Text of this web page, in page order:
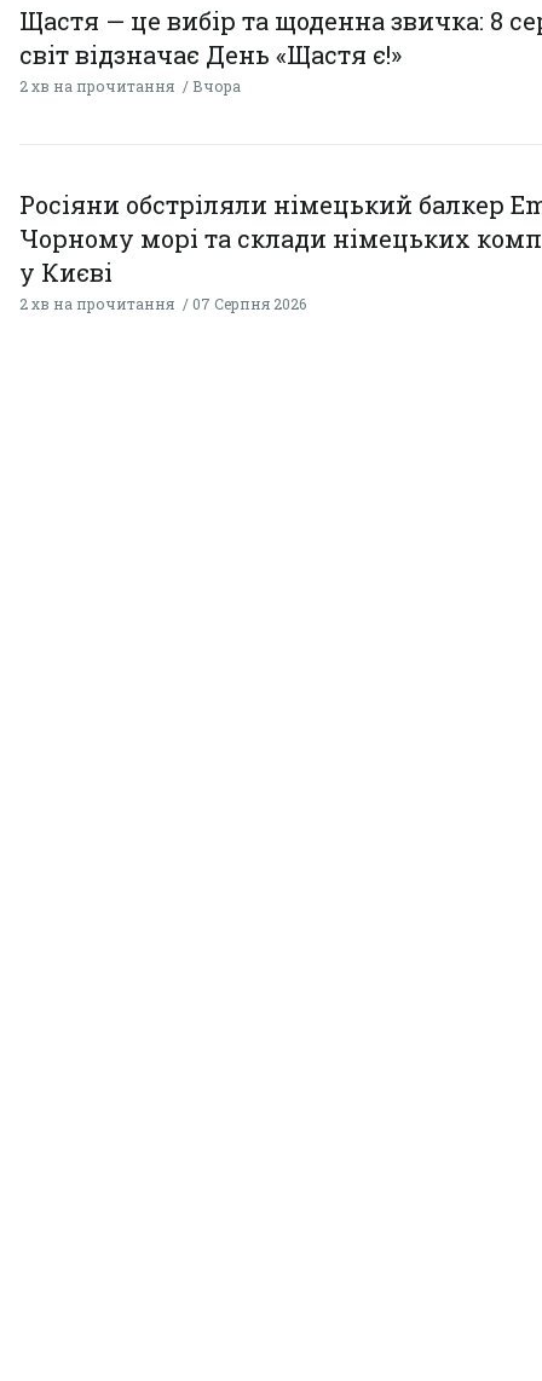
Щастя — це вибір та щоденна звичка: 8
світ відзначає День «Щастя є!»
2 хв на прочитання Вчора
Росіяни обстріляли німецький балкер
Чорному морі та склади німецьких
у Києві
2 хв на прочитання 07 Серпня 2026